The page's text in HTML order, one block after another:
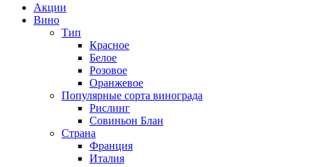
Акции
Вино
Тип
Красное
Белое
Розовое
Оранжевое
Популярные сорта винограда
Рислинг
Совиньон Блан
Страна
Франция
Италия